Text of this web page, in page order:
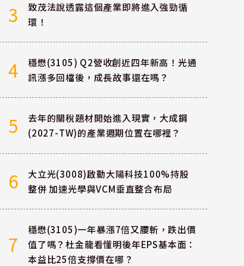
3
致茂法說透露這個產業即將進入強勁循
環！
4
穩懋(3105) Q2營收創近四年新高！光通
訊漲多回檔後，成長故事還在嗎？
5
去年的關稅題材開始進入現實，大成鋼
(2027-TW)的產業週期位置在哪裡？
6
大立光(3008)啟動大陽科技100%持股
整併 加速光學與VCM垂直整合布局
7
穩懋(3105)一年暴漲7倍又腰斬，跌出價
值了嗎？杜金龍看懂明後年EPS基本面：
本益比25倍支撐價在哪？